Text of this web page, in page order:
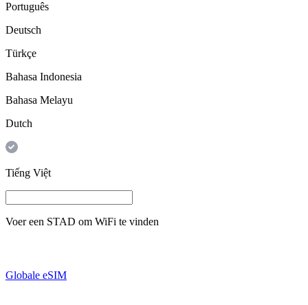
Português
Deutsch
Türkçe
Bahasa Indonesia
Bahasa Melayu
Dutch
Tiếng Việt
Voer een STAD om WiFi te vinden
Globale eSIM